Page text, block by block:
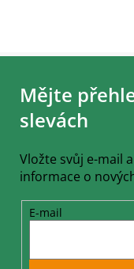
Z
Mějte
slevách
Vložte svůj e-mail
informace o
E-mail